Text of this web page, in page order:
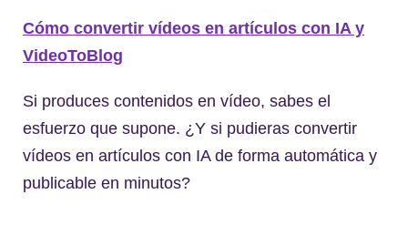
Cómo convertir vídeos en artículos con IA y
VideoToBlog
Si produces contenidos en vídeo, sabes el
esfuerzo que supone. ¿Y si pudieras convertir
vídeos en artículos con IA de forma automática y
publicable en minutos?